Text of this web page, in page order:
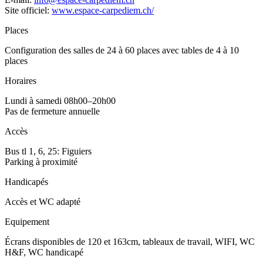
Site officiel: www.espace-carpediem.ch/
Places
Configuration des salles de 24 à 60 places avec tables de 4 à 10
places
Horaires
Lundi à samedi 08h00–20h00
Pas de fermeture annuelle
Accès
Bus tl 1, 6, 25: Figuiers
Parking à proximité
Handicapés
Accès et WC adapté
Equipement
Écrans disponibles de 120 et 163cm, tableaux de travail, WIFI, WC
H&F, WC handicapé